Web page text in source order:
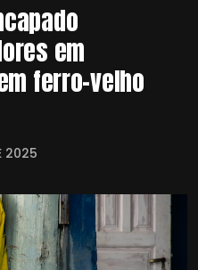
em
ferro-velho
2025